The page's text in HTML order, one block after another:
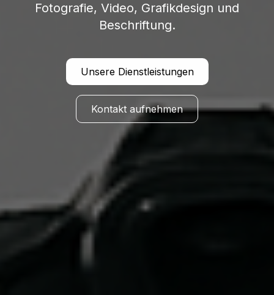
Fotografie, Video, Grafikdesign und
Beschriftung.
Unsere Dienstleistungen
Kontakt aufnehmen